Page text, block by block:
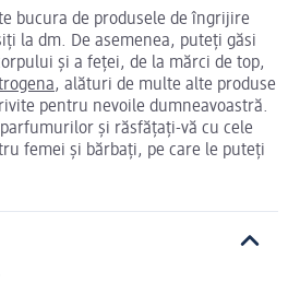
bucura de produsele de îngrijire
la dm. De asemenea, puteți găsi
și a feței, de la mărci de top,
, alături de multe alte produse
pentru nevoile dumneavoastră.
și răsfățați-vă cu cele
femei și bărbați, pe care le puteți